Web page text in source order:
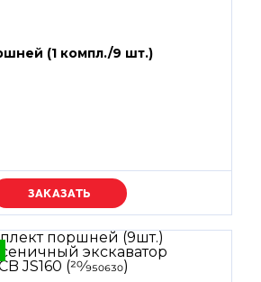
(1 компл./9 шт.)
Уточняйте цену